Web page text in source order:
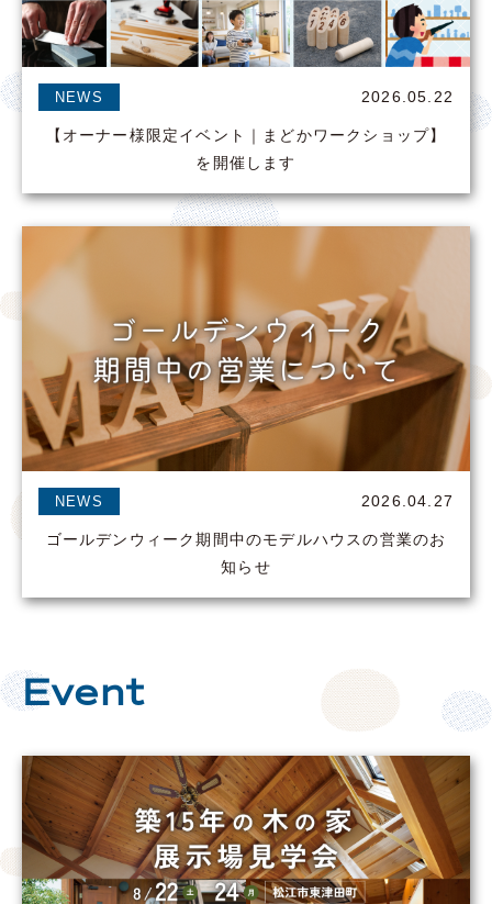
NEWS 2026.05.22
【オーナー様限定イベント｜まどかワークショップ】
を開催します
NEWS 2026.04.27
ゴールデンウィーク期間中のモデルハウスの営業のお
知らせ
Event